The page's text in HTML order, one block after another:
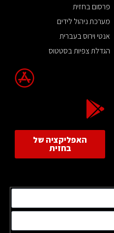
פרסום בחזית
מערכת ניהול לידים
אנטי וירוס בעברית
הגדלת צפיות בסטטוס
האפליקציה של
בחזית